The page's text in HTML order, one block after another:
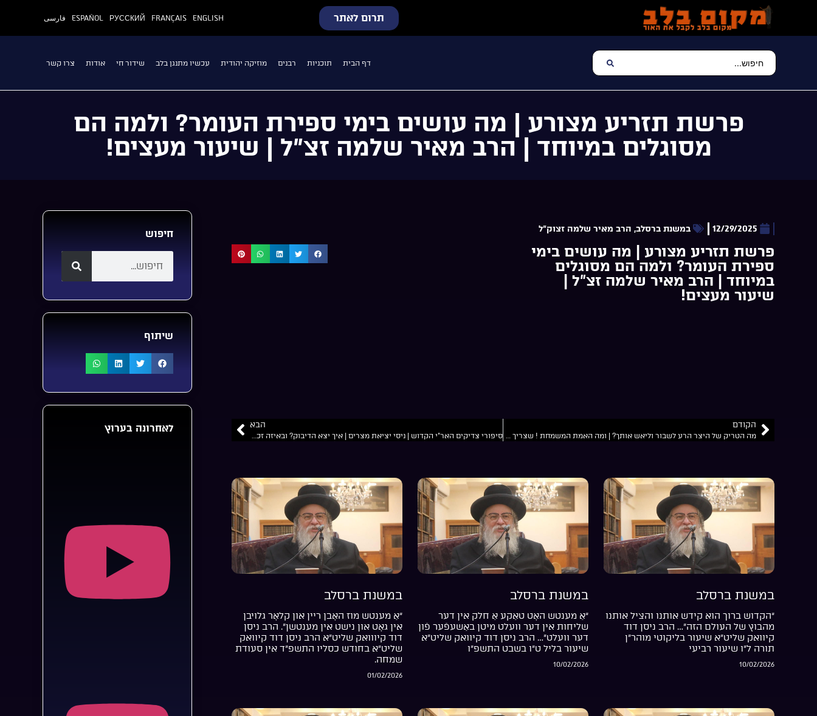
תרום לאתר ENGLISH
FRANÇAIS
РУССКИЙ
ESPAÑOL فارسی
דף הבית תוכניות רבנים מוזיקה יהודית עכשיו מתנגן בלב שידור חי אודות צרו קשר
פרשת תזריע מצורע | מה עושים בימי ספירת העומר? ולמה הם
מסוגלים במיוחד | הרב מאיר שלמה זצ”ל | שיעור מעצים!
12/29/2025 במשנת ברסלב, הרב מאיר שלמה זצוק"ל
פרשת תזריע מצורע | מה עושים בימי
ספירת העומר? ולמה הם מסוגלים
במיוחד | הרב מאיר שלמה זצ”ל |
שיעור מעצים!
הקודם
מה הטריק של היצר הרע לשבור וליאש אותך? | ומה האמת המשמחת ! שצריך לחדד | פרשת אמור | הרב מאיר שלמה זצ”ל
הבא
סיפורי צדיקים האר”י הקדוש | ניסי יציאת מצרים | איך יצא הדיבוק? ובאיזה זכות הוא נכנס | מהרב מאיר שלמה זצ”ל
במשנת ברסלב
“הקדוש ברוך הוא קידש אותנו והציל אותנו
מהבוץ של העולם הזה”… הרב ניסן דוד
קיוואק שליט”א שיעור בליקוטי מוהר”ן
תורה ל”ו שיעור רביעי
10/02/2026
במשנת ברסלב
“אַ מענטש האָט טאַקע אַ חלק אין דער
שליחות אין דער וועלט מיטן באַשעפֿער פֿון
דער וועלט”… הרב ניסן דוד קיוואק שליט”א
שיעור בליל ט”ו בשבט התשפ”ו
10/02/2026
במשנת ברסלב
“אַ מענטש מוז האָבן ריין און קלאָר גלויבן
אין גאָט און נישט אין מענטשן”. הרב ניסן
דוד קיווואק שליט”א הרב ניסן דוד קיוואק
שליט”א בחודש כסליו התשפ”ד אין סעודת
שמחה.
01/02/2026
חיפוש
שיתוף
לאחרונה בערוץ